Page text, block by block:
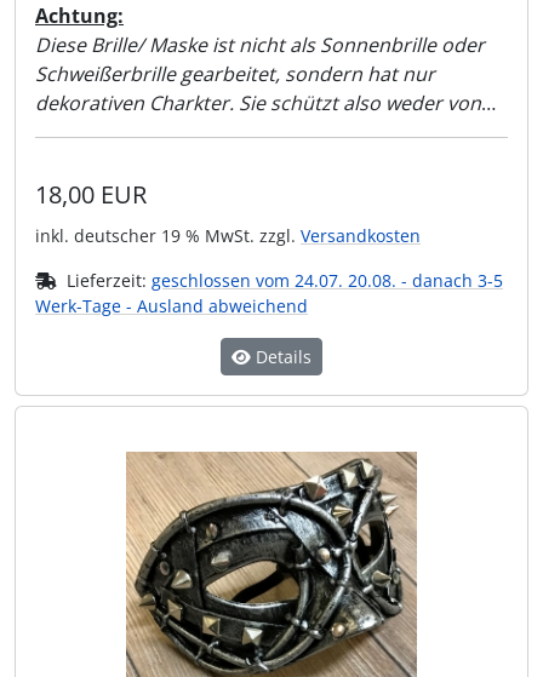
Achtung:
Diese Brille/ Maske ist nicht als Sonnenbrille oder
Schweißerbrille gearbeitet, sondern hat nur
dekorativen Charkter. Sie schützt also weder von
Sonnenlicht noch vor der Schweißer-Flamme!!
18,00 EUR
inkl. deutscher 19 % MwSt. zzgl. Versandkosten
Lieferzeit: geschlossen vom 24.07. 20.08. - danach 3-5
Werk-Tage - Ausland abweichend
Details